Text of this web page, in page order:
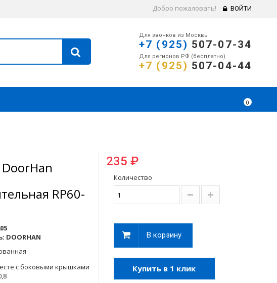
Добро пожаловать! ВОЙТИ
Для звонков из Москвы
+7 (925) 507-07-34
Для регионов РФ (бесплатно)
+7 (925) 507-04-44
0
RP60-
DOORHAN
с боковыми крышками
235 ₽
Количество
В корзину
Купить в 1 клик